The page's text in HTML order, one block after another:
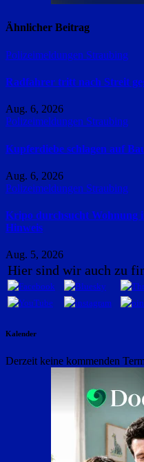
Ähnlicher Beitrag
Polizeimeldungen Straubing
Radfahrer tritt nach Streit
Aug. 6, 2026
Polizeimeldungen Straubing
Kupferdiebe schlagen auf
Aug. 6, 2026
Polizeimeldungen Straubing
Kripo durchsucht Wohnung
Hinweis
Aug. 5, 2026
Hier sind wir auch zu
Kalender
Derzeit keine kommenden